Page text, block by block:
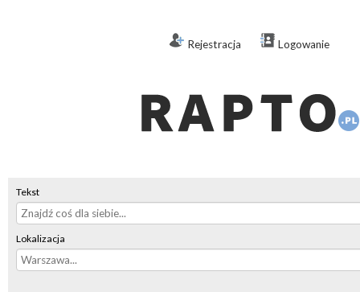
Rejestracja Logowanie
Tekst
Lokalizacja